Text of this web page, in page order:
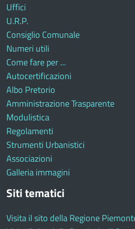
Uffici
U.R.P.
Consiglio Comunale
Numeri utili
Come fare per ...
Autocertificazioni
Albo Pretorio
Amministrazione Trasparente
Modulistica
Regolamenti
Strumenti Urbanistici
Associazioni
Galleria immagini
Siti tematici
Visita il sito della Regione